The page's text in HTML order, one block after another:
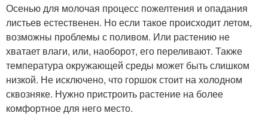
Осенью для молочая процесс пожелтения и опадания
листьев естественен. Но если такое происходит летом,
возможны проблемы с поливом. Или растению не
хватает влаги, или, наоборот, его переливают. Также
температура окружающей среды может быть слишком
низкой. Не исключено, что горшок стоит на холодном
сквозняке. Нужно пристроить растение на более
комфортное для него место.